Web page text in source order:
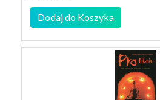
Dodaj do Koszyka